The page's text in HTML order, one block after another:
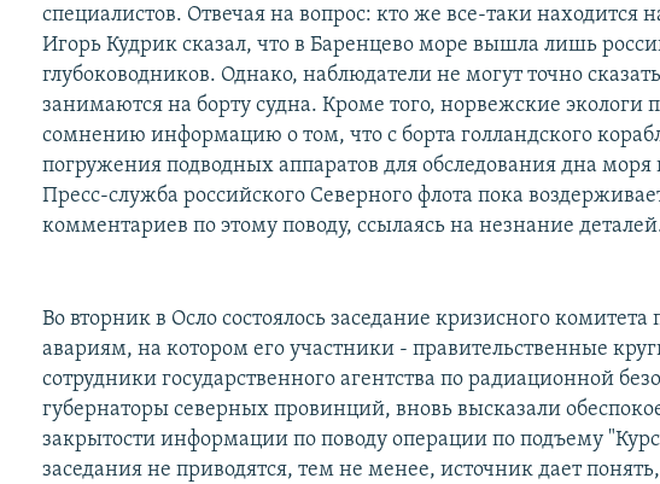
специалистов. Отвечая на вопрос: кто же все-таки находится
Игорь Кудрик сказал, что в Баренцево море вышла лишь
глубоководников. Однако, наблюдатели не могут точно
занимаются на борту судна. Кроме того, норвежские экологи
сомнению информацию о том, что с борта голландского
погружения подводных аппаратов для обследования дна моря
Пресс-служба российского Северного флота пока
комментариев по этому поводу, ссылаясь на незнание
Во вторник в Осло состоялось заседание кризисного
авариям, на котором его участники - правительственные
сотрудники государственного агентства по радиационной
губернаторы северных провинций, вновь высказали
закрытости информации по поводу операции по подъему
заседания не приводятся, тем не менее, источник дает